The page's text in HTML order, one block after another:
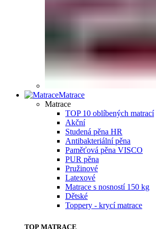
Matrace
Matrace
TOP 10 oblíbených matrací
Akční
Studená pěna HR
Antibakteriální pěna
Paměťová pěna VISCO
PUR pěna
Pružinové
Latexové
Matrace s nosností 150 kg
Dětské
Toppery - krycí matrace
TOP MATRACE